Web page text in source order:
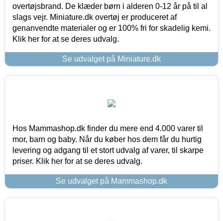
overtøjsbrand. De klæder børn i alderen 0-12 år på til al
slags vejr. Miniature.dk overtøj er produceret af
genanvendte materialer og er 100% fri for skadelig kemi.
Klik her for at se deres udvalg.
Se udvalget på Miniature.dk
Hos Mammashop.dk finder du mere end 4.000 varer til
mor, barn og baby. Når du køber hos dem får du hurtig
levering og adgang til et stort udvalg af varer, til skarpe
priser. Klik her for at se deres udvalg.
Se udvalget på Mammashop.dk